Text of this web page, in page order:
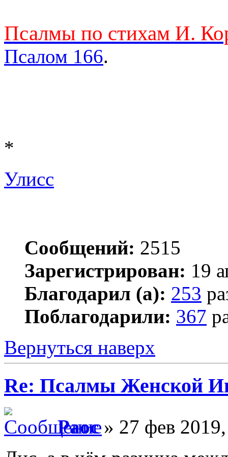
Псалмы по стихам И.
Псалом 166.
*
Улисс
Сообщений: 2515
Зарегистрирован: 19
Благодарил (а): 253
Поблагодарили: 367
Вернуться наверх
Re: Псалмы Женской
Раос» 27 фев